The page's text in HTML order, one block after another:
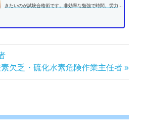
きたいのが試験合格術です。非効率な勉強で時間、労力を
欠乏・硫化水素危険作業主任者